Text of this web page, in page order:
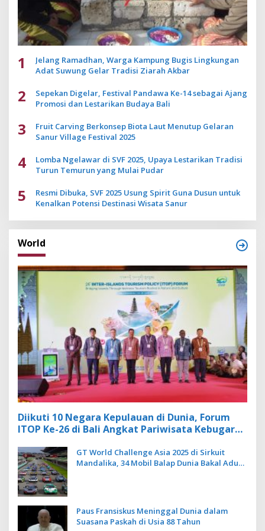
1
Jelang Ramadhan, Warga Kampung Bugis Lingkungan
Adat Suwung Gelar Tradisi Ziarah Akbar
2
Sepekan Digelar, Festival Pandawa Ke-14 sebagai Ajang
Promosi dan Lestarikan Budaya Bali
3
Fruit Carving Berkonsep Biota Laut Menutup Gelaran
Sanur Village Festival 2025
4
Lomba Ngelawar di SVF 2025, Upaya Lestarikan Tradisi
Turun Temurun yang Mulai Pudar
5
Resmi Dibuka, SVF 2025 Usung Spirit Guna Dusun untuk
Kenalkan Potensi Destinasi Wisata Sanur
World
Diikuti 10 Negara Kepulauan di Dunia, Forum
ITOP Ke-26 di Bali Angkat Pariwisata Kebugaran
GT World Challenge Asia 2025 di Sirkuit
Mandalika, 34 Mobil Balap Dunia Bakal Adu
Paus Fransiskus Meninggal Dunia dalam
Suasana Paskah di Usia 88 Tahun